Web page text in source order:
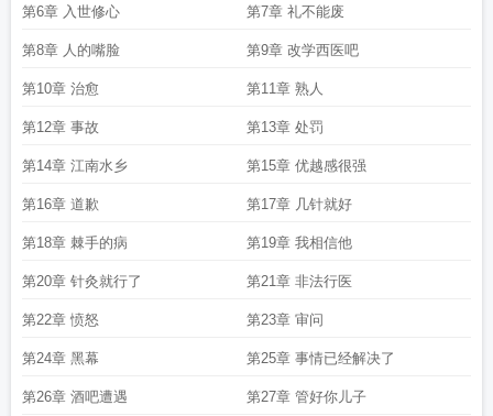
第6章 入世修心 第7章 礼不能废
第8章 人的嘴脸 第9章 改学西医吧
第10章 治愈 第11章 熟人
第12章 事故 第13章 处罚
第14章 江南水乡 第15章 优越感很强
第16章 道歉 第17章 几针就好
第18章 棘手的病 第19章 我相信他
第20章 针灸就行了 第21章 非法行医
第22章 愤怒 第23章 审问
第24章 黑幕 第25章 事情已经解决了
第26章 酒吧遭遇 第27章 管好你儿子